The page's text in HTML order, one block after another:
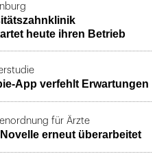
heute ihren Betrieb
App verfehlt Erwartungen
für Ärzte
erneut überarbeitet